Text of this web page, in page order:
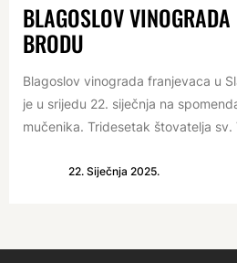
BLAGOSLOV
BRODU
Blagoslov vinograda franjevaca u
je u srijedu 22. siječnja na
mučenika. Tridesetak štovatelja sv.
22. Siječnja 2025.